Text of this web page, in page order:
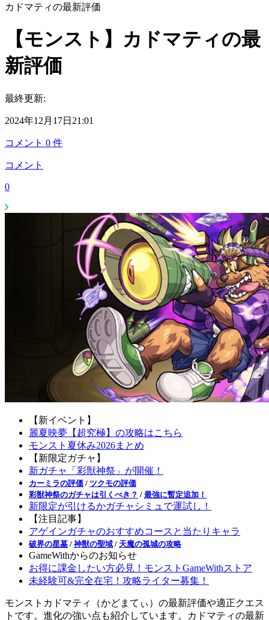
カドマティの最新評価
【モンスト】カドマティの最
新評価
最終更新:
2024年12月17日21:01
コメント 0 件
コメント
0
【新イベント】
麗夏映夢【超究極】の攻略はこちら
モンスト夏休み2026まとめ
【新限定ガチャ】
新ガチャ「彩獣神祭」が開催！
カーミラの評価 / ツクモの評価
彩獣神祭のガチャは引くべき？ / 最強に暫定追加！
新限定が引けるかガチャシミュで運試し！
【注目記事】
アゲインガチャのおすすめコースと当たりキャラ
破界の星墓 / 神獣の聖域 / 天魔の孤城の攻略
GameWithからのお知らせ
お得に課金したい方必見！モンストGameWithストア
未経験可&完全在宅！攻略ライター募集！
モンストカドマティ（かどまてぃ）の最新評価や適正クエス
トです。進化の強い点も紹介しています。カドマティの最新